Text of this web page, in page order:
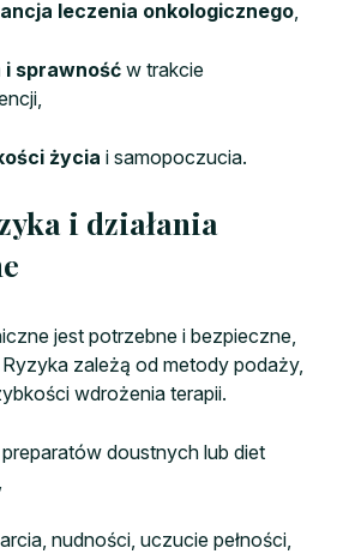
leczenia onkologicznego,
i sprawność w trakcie
życia i samopoczucia.
i działania
jest potrzebne i bezpieczne,
zależą od metody podaży,
wdrożenia terapii.
doustnych lub diet
nudności, uczucie pełności,